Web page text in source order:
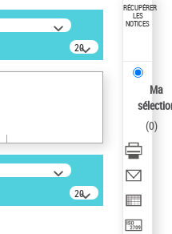
20
résultats/page
20
résultats/page
RÉCUPÉRER
LES
NOTICES
Ma
(0)